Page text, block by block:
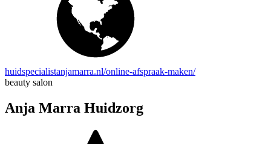
huidspecialistanjamarra.nl/online-afspraak-maken/
beauty salon
Anja Marra Huidzorg